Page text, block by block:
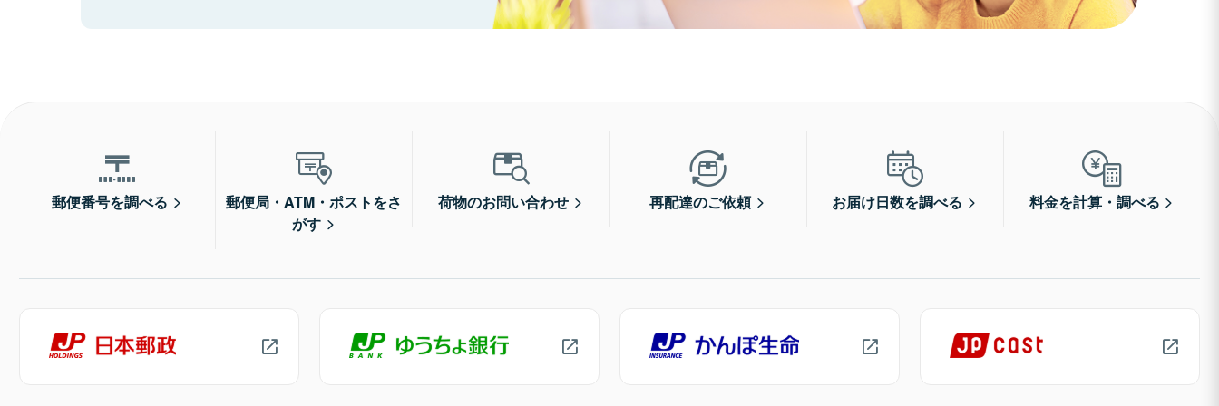
郵便番号を調べる
郵便局・ATM・ポストをさ
がす
荷物のお問い合わせ 再配達のご依頼 お届け日数を調べる 料金を計算・調べる